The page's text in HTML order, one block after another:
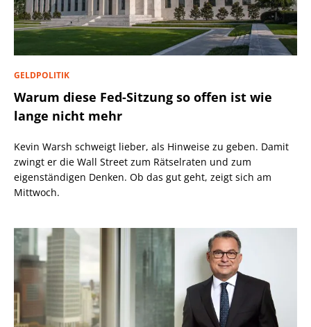
GELDPOLITIK
Warum diese Fed-Sitzung so offen ist wie
lange nicht mehr
Kevin Warsh schweigt lieber, als Hinweise zu geben. Damit
zwingt er die Wall Street zum Rätselraten und zum
eigenständigen Denken. Ob das gut geht, zeigt sich am
Mittwoch.